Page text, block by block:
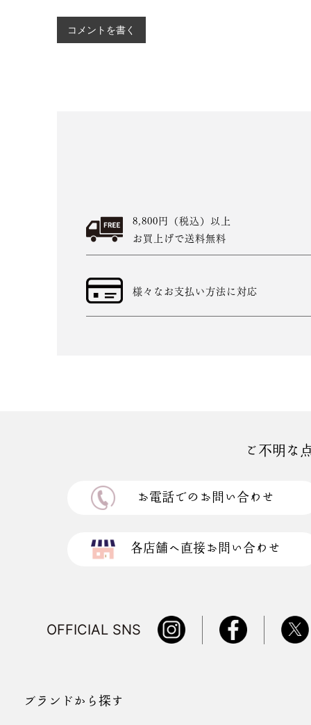
コメントを書く
8,800円（税込）以上
お買上げで送料無料
様々なお支払い方法に対応
ご不明な
お電話でのお問い合わせ
各店舗へ直接お問い合わせ
OFFICIAL SNS
ブランドから探す